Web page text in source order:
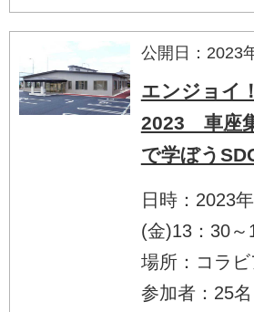
公開日：2023
エンジョイ
2023 車座
で学ぼう
日時：2023
(金)13：30～
場所：コラ
参加者：25名